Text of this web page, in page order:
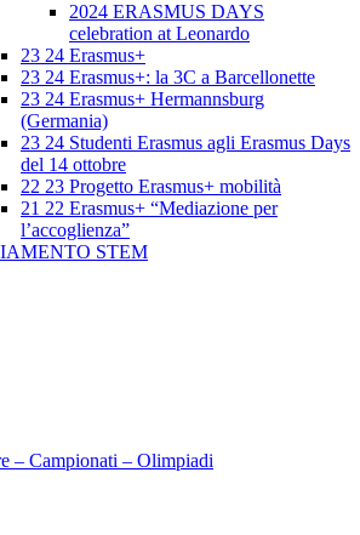
2024 ERASMUS DAYS
celebration at Leonardo
23 24 Erasmus+
23 24 Erasmus+: la 3C a Barcellonette
23 24 Erasmus+ Hermannsburg
(Germania)
23 24 Studenti Erasmus agli Erasmus Days
del 14 ottobre
22 23 Progetto Erasmus+ mobilità
21 22 Erasmus+ “Mediazione per
l’accoglienza”
STEM
– Campionati – Olimpiadi